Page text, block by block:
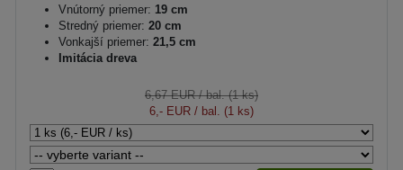
Vnútorný priemer: 19 cm
Stredný priemer: 20 cm
Vonkajší priemer: 21,5 cm
Imitácia dreva
6,67 EUR/ bal. (1 ks)
6,- EUR / bal. (1 ks)